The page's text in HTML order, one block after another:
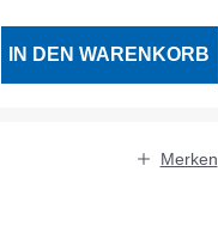
IN DEN WARENKORB
Merken